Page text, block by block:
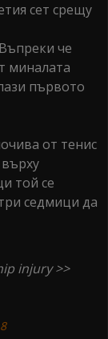
сет срещу
че
миналата
първото
от тенис
той се
седмици да
injury >>